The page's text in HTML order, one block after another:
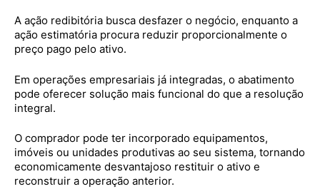
A ação redibitória busca desfazer o negócio, enquanto a
ação estimatória procura reduzir proporcionalmente o
preço pago pelo ativo.
Em operações empresariais já integradas, o abatimento
pode oferecer solução mais funcional do que a resolução
integral.
O comprador pode ter incorporado equipamentos,
imóveis ou unidades produtivas ao seu sistema, tornando
economicamente desvantajoso restituir o ativo e
reconstruir a operação anterior.